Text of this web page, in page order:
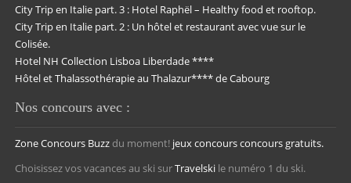
City Trip en Italie part. 3 : Hotel Raphël – Healthy food et rooftop.
City Trip en Italie part. 2 : Un hôtel et restaurant avec vue sur le
Colisée.
Hotel NH Collection Lisboa Liberdade ****
Hôtel et Thalassothérapie au Thalazur**** de Cabourg
Nos concours avec :
Zone Concours Buzz du moment! jeux concoursconcours gratuits.
Choisissez vos vacances au ski surTravelski le numéro 1 du ski.